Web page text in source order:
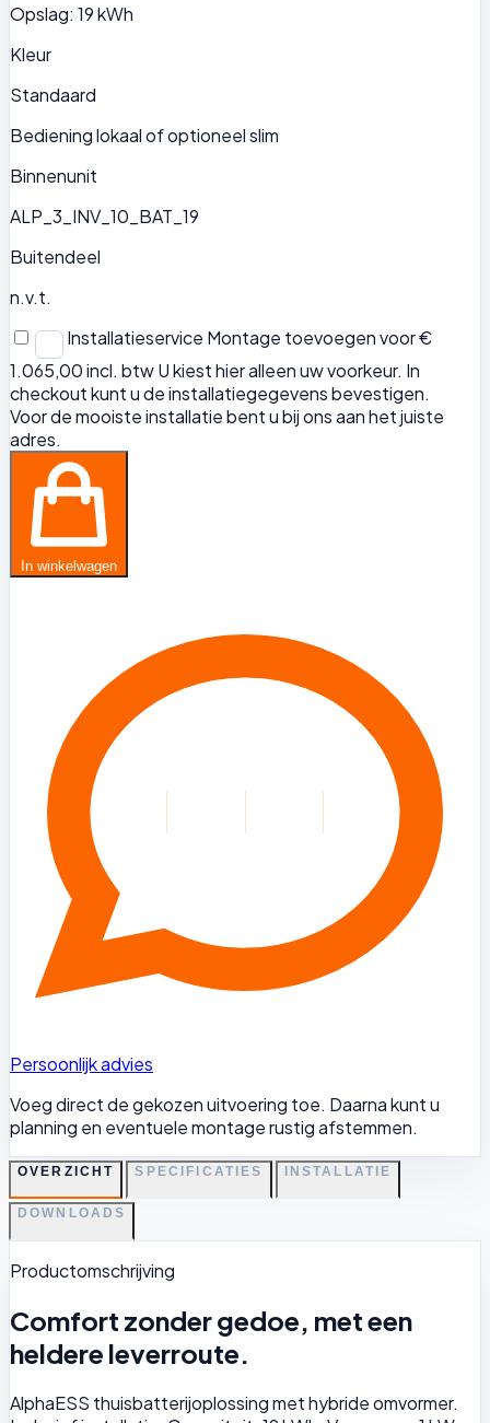
Opslag: 19 kWh
Kleur
Standaard
Bediening lokaal of optioneel slim
Binnenunit
ALP_3_INV_10_BAT_19
Buitendeel
n.v.t.
Installatieservice Montage toevoegen voor €
1.065,00 incl. btwU kiest hier alleen uw voorkeur. In
checkout kunt u de installatiegegevens bevestigen.
Voor de mooiste installatie bent u bij ons aan het juiste
adres.
In winkelwagen
Persoonlijk advies
Voeg direct de gekozen uitvoering toe. Daarna kunt u
planning en eventuele montage rustig afstemmen.
OVERZICHT SPECIFICATIES INSTALLATIE
DOWNLOADS
Productomschrijving
Comfort zonder gedoe, met een
heldere leverroute.
AlphaESS thuisbatterijoplossing met hybride omvormer.